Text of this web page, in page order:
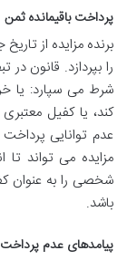
پرداخت باقیمانده ثمن
برنده مزایده از
شرط می سپارد: یا
کند، یا کفیل
مزایده می تواند
شخصی را به عنوان
باشد.
پیامدهای عدم